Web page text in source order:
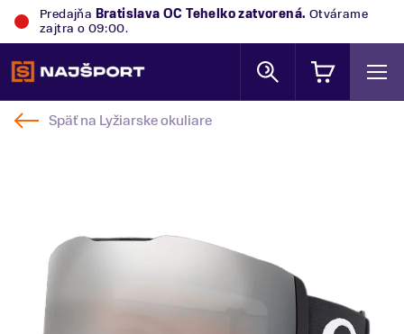
Predajňa Bratislava OC Tehelkozatvorená. Otvárame
zajtra o 09:00.
Späť na Lyžiarske okuliare